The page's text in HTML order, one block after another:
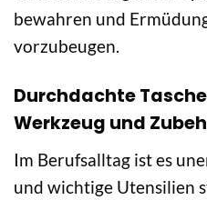
bewahren und
vorzubeugen.
Durchdachte
Werkzeug und
Im Berufsalltag ist es
und wichtige Utensilien